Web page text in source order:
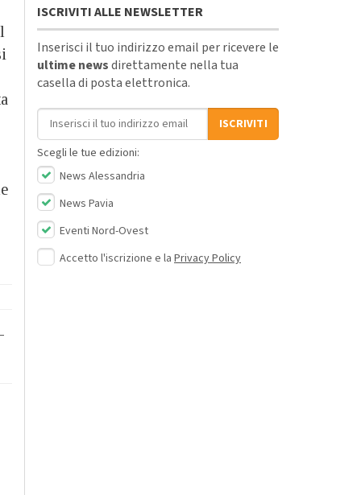
ISCRIVITI ALLE NEWSLETTER
Inserisci il tuo indirizzo email per ricevere le
ultime newsdirettamente nella tua
casella di posta elettronica.
Indirizzo email
ISCRIVITI
Scegli le tue edizioni:
News Alessandria
News Pavia
Eventi Nord-Ovest
Accetto l'iscrizione e la Privacy Policy